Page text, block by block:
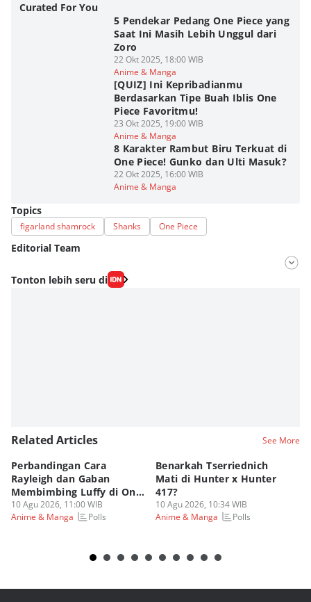
Curated For You
5 Pendekar Pedang One Piece yang
Saat Ini Masih Lebih Unggul dari
Zoro
22 Okt 2025, 18:00 WIB
Anime & Manga
[QUIZ] Ini Kepribadianmu
Berdasarkan Tipe Buah Iblis One
Piece Favoritmu!
23 Okt 2025, 19:00 WIB
Anime & Manga
8 Karakter Rambut Biru Terkuat di
One Piece! Gunko dan Ulti Masuk?
22 Okt 2025, 16:00 WIB
Anime & Manga
Topics
figarland shamrock Shanks One Piece
Editorial Team
Editor
Fahrul Razi Uni Nurullah
Tonton lebih seru di
Related Articles See More
Perbandingan Cara
Rayleigh dan Gaban
Membimbing Luffy di One
Piece!
10 Agu 2026, 11:00 WIB
Anime & Manga
Polls
Benarkah Tserriednich
Mati di Hunter x Hunter
417?
10 Agu 2026, 10:34 WIB
Anime & Manga
Polls